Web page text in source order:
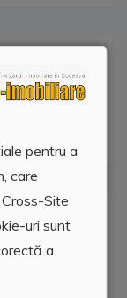
pentru a
care
Site
uri sunt
a